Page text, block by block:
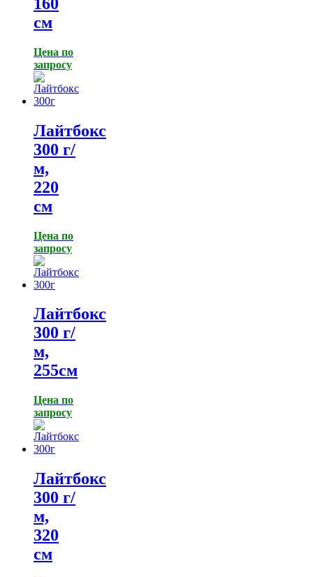
см
Цена по
запросу
Лайтбокс
300 г/
м,
220
см
Цена по
запросу
Лайтбокс
300 г/
м,
255см
Цена по
запросу
Лайтбокс
300 г/
м,
320
см